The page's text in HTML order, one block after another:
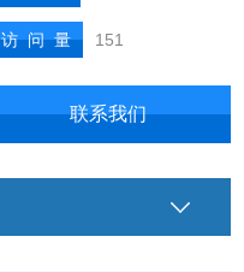
访 问 量 151
联系我们